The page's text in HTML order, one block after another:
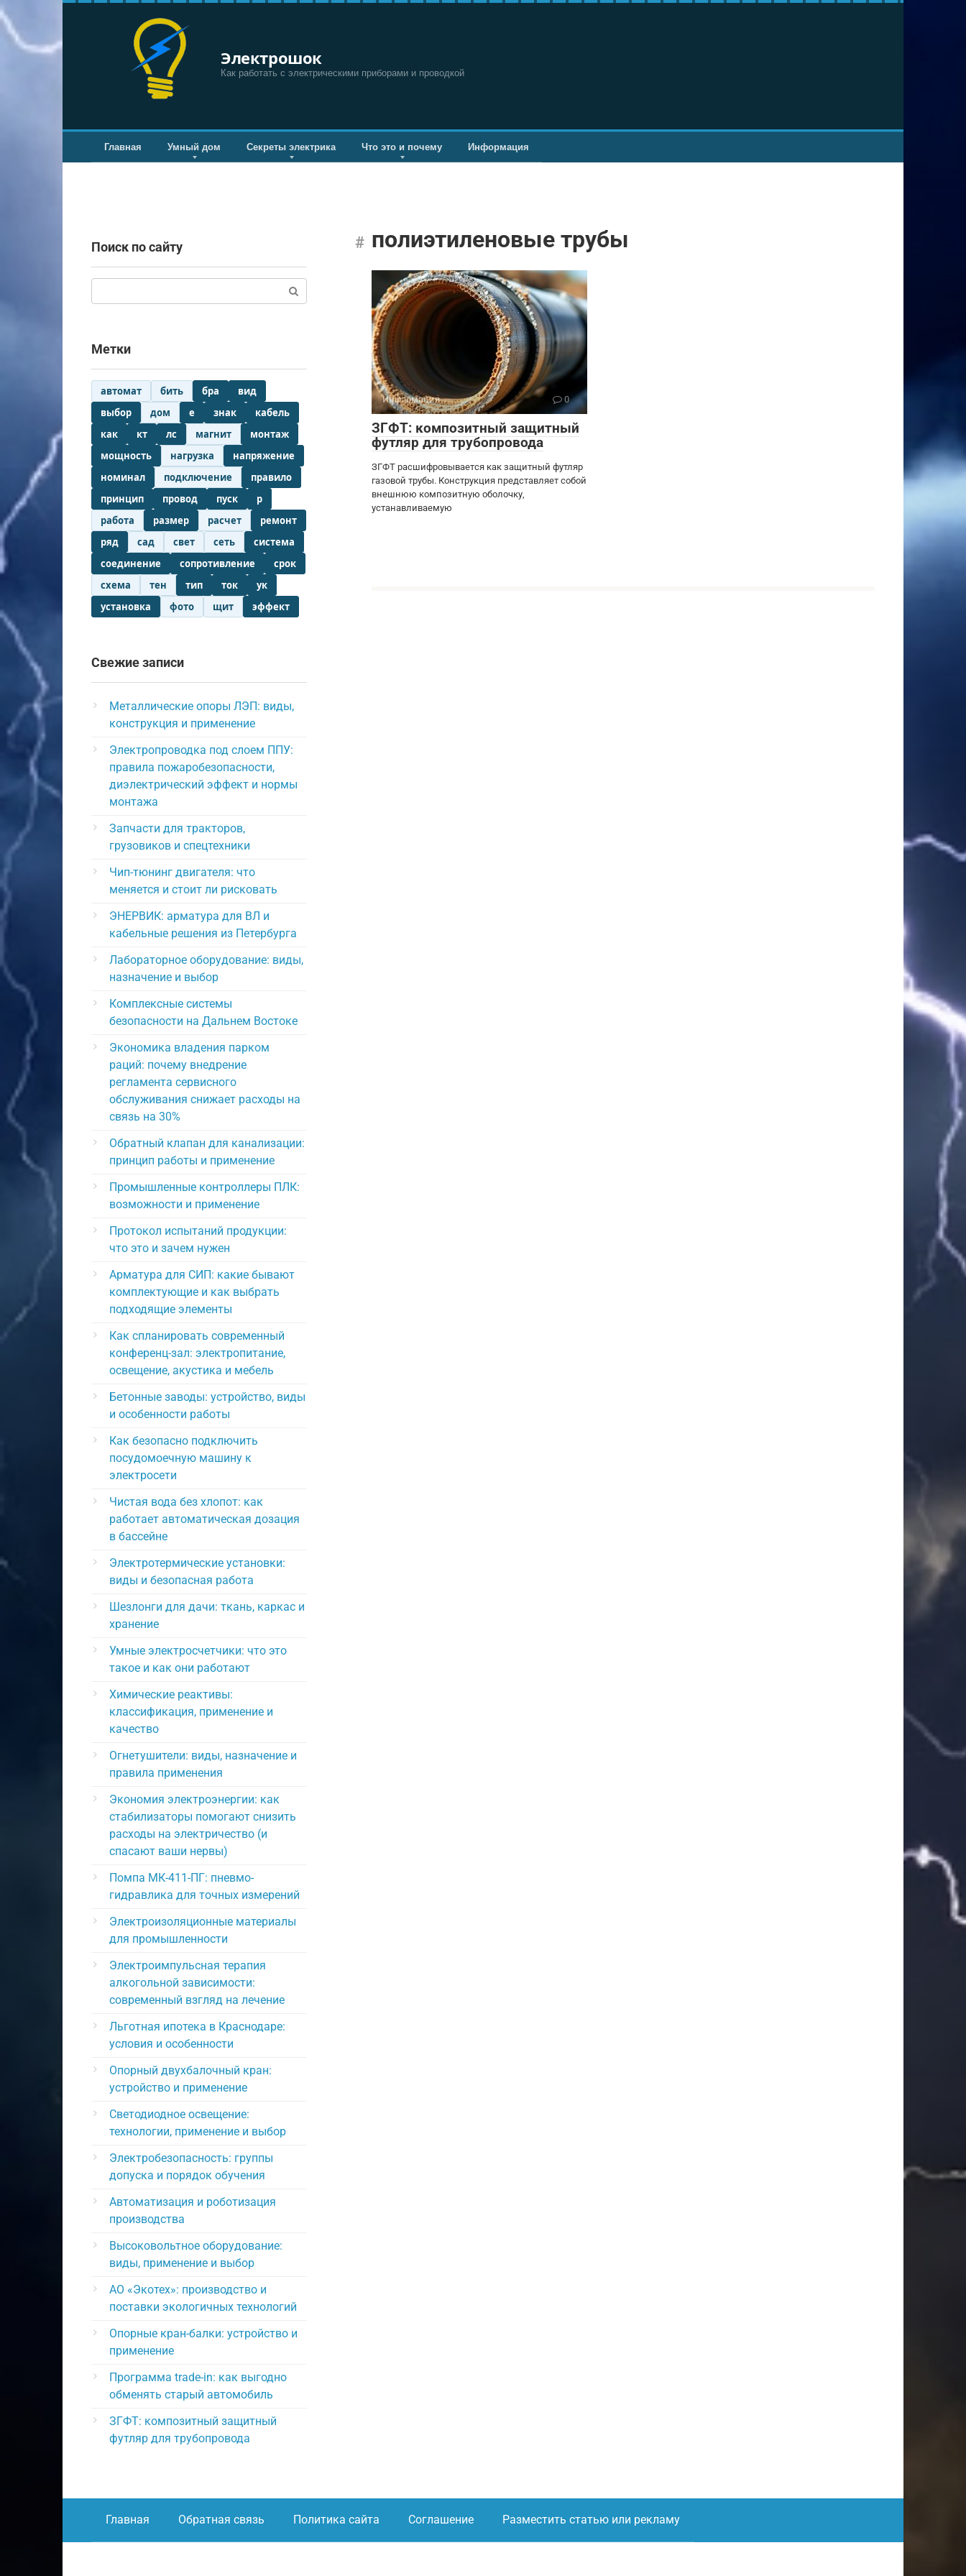
Перейти
к
контенту
Электрошок
Как работать с электрическими приборами и проводкой
Главная Умный дом Секреты электрика Что это и почему Информация
полиэтиленовые трубы
Информация 0
ЗГФТ: композитный защитный
футляр для трубопровода
ЗГФТ расшифровывается как защитный футляр
газовой трубы. Конструкция представляет собой
внешнюю композитную оболочку,
устанавливаемую
Поиск по сайту
Метки
автомат бить бра
вид
выбор
дом е знак
кабель
как
кт лс магнит
монтаж
мощность
нагрузка
напряжение
номинал
подключение
правило
принцип
провод пуск
р
работа
размер расчет
ремонт
ряд
сад свет сеть
система
соединение
сопротивление
срок
схема
тен тип ток
ук
установка
фото щит эффект
Свежие записи
Металлические опоры ЛЭП: виды,
конструкция и применение
Электропроводка под слоем ППУ:
правила пожаробезопасности,
диэлектрический эффект и нормы
монтажа
Запчасти для тракторов,
грузовиков и спецтехники
Чип-тюнинг двигателя: что
меняется и стоит ли рисковать
ЭНЕРВИК: арматура для ВЛ и
кабельные решения из Петербурга
Лабораторное оборудование: виды,
назначение и выбор
Комплексные системы
безопасности на Дальнем Востоке
Экономика владения парком
раций: почему внедрение
регламента сервисного
обслуживания снижает расходы на
связь на 30%
Обратный клапан для канализации:
принцип работы и применение
Промышленные контроллеры ПЛК:
возможности и применение
Протокол испытаний продукции:
что это и зачем нужен
Арматура для СИП: какие бывают
комплектующие и как выбрать
подходящие элементы
Как спланировать современный
конференц-зал: электропитание,
освещение, акустика и мебель
Бетонные заводы: устройство, виды
и особенности работы
Как безопасно подключить
посудомоечную машину к
электросети
Чистая вода без хлопот: как
работает автоматическая дозация
в бассейне
Электротермические установки:
виды и безопасная работа
Шезлонги для дачи: ткань, каркас и
хранение
Умные электросчетчики: что это
такое и как они работают
Химические реактивы:
классификация, применение и
качество
Огнетушители: виды, назначение и
правила применения
Экономия электроэнергии: как
стабилизаторы помогают снизить
расходы на электричество (и
спасают ваши нервы)
Помпа МК-411-ПГ: пневмо-
гидравлика для точных измерений
Электроизоляционные материалы
для промышленности
Электроимпульсная терапия
алкогольной зависимости:
современный взгляд на лечение
Льготная ипотека в Краснодаре:
условия и особенности
Опорный двухбалочный кран:
устройство и применение
Светодиодное освещение:
технологии, применение и выбор
Электробезопасность: группы
допуска и порядок обучения
Автоматизация и роботизация
производства
Высоковольтное оборудование:
виды, применение и выбор
АО «Экотех»: производство и
поставки экологичных технологий
Опорные кран-балки: устройство и
применение
Программа trade-in: как выгодно
обменять старый автомобиль
ЗГФТ: композитный защитный
футляр для трубопровода
Главная Обратная связь Политика сайта Соглашение Разместить статью или рекламу